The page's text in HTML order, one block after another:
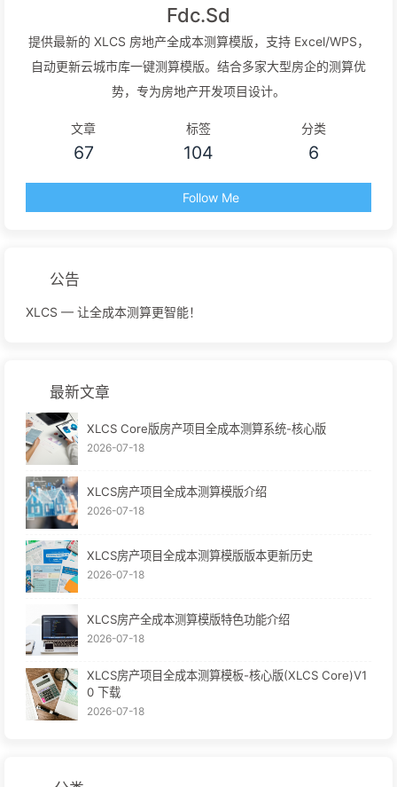
Fdc.Sd
提供最新的 XLCS 房地产全成本测算模版，支持 Excel/WPS，
自动更新云城市库一键测算模版。结合多家大型房企的测算优
势，专为房地产开发项目设计。
文章
67
标签
104
分类
6
Follow Me
公告
XLCS — 让全成本测算更智能！
最新文章
XLCS Core版房产项目全成本测算系统-核心版
2026-07-18
XLCS房产项目全成本测算模版介绍
2026-07-18
XLCS房产项目全成本测算模版版本更新历史
2026-07-18
XLCS房产全成本测算模版特色功能介绍
2026-07-18
XLCS房产项目全成本测算模板-核心版(XLCS Core)V1
0 下载
2026-07-18